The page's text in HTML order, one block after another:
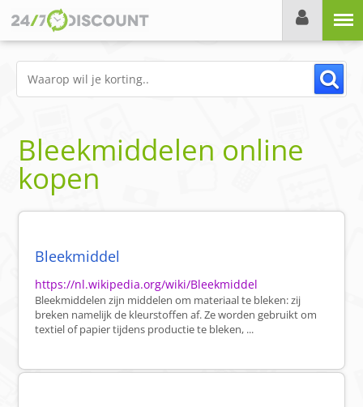
Bleekmiddelen online
kopen
Bleekmiddel
https://nl.wikipedia.org/wiki/Bleekmiddel
Bleekmiddelen zijn middelen om materiaal te bleken: zij
breken namelijk de kleurstoffen af. Ze worden gebruikt om
textiel of papier tijdens productie te bleken, ...